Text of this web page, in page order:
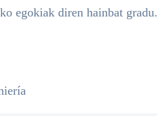
egokiak diren hainbat gradu.